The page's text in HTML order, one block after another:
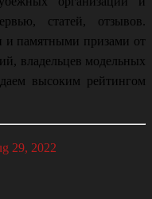
статей, отзывов.
и памятными призами от
владельцев модельных
высоким рейтингом
29, 2022